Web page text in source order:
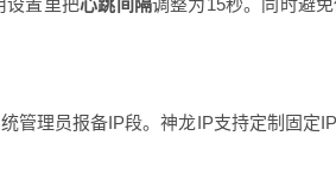
设置里把心跳间隔调整为15秒。同时避
管理员报备IP段。神龙IP支持定制固定